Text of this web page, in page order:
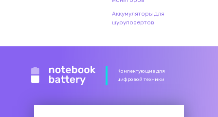
Аккумуляторы для
шуруповертов
Комлектующие для
цифровой техники